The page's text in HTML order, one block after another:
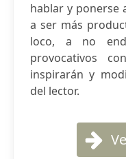
hablar y ponerse
a ser más
loco, a no
provocativos
inspirarán y
del lector.